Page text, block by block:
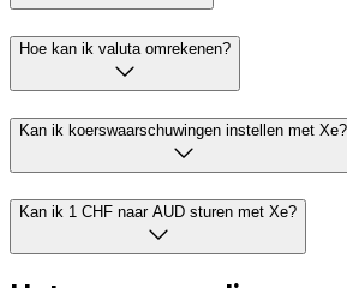
Hoe kan ik valuta omrekenen?
Kan ik koerswaarschuwingen instellen met Xe?
Kan ik 1 CHF naar AUD sturen met Xe?